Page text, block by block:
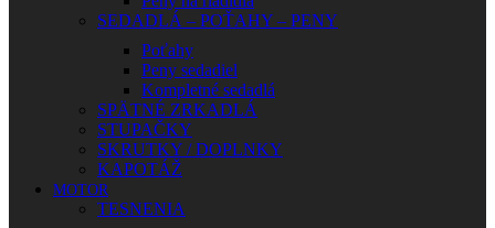
SEDADLÁ – POŤAHY – PENY
Poťahy
Peny sedadiel
Kompletné sedadlá
SPÄTNÉ ZRKADLÁ
STUPAČKY
SKRUTKY / DOPLNKY
KAPOTÁŽ
MOTOR
TESNENIA